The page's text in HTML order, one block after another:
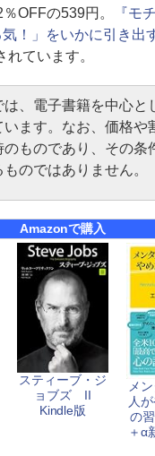
OFFの539円。
『モ
！」をいかに引き出
ています。
、電子書籍を中心と
ます。なお、価格や
ものであり、その条
のではありません。
Amazonで購入
スティーブ・ジ
ョブズ II
Kindle版
メ
人
の
＋α